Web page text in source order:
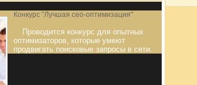
Конкурс "Лучшая сео-оптимизация"
Проводится конкурс для опытных
оптимизаторов, которые умеют
продвигать поисковые запросы в сети.